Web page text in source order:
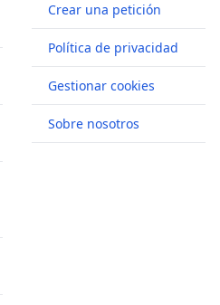
Crear una petición
Política de privacidad
Gestionar cookies
Sobre nosotros